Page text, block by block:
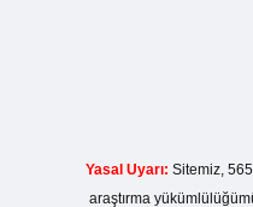
Yasal Uyarı: Sitemiz,
araştırma